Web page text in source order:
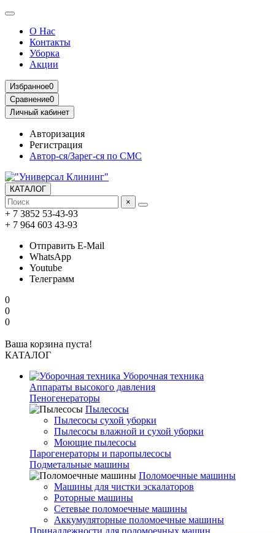
О Нас
Контакты
Уборка
Акции
Избранное0
Сравнение0
Личный кабинет
Авторизация
Регистрация
Автор-ся/Зарег-ся по СМС
КАТАЛОГ
×
+ 7 3852 53-43-93
+ 7 964 603 43-93
Отправить E-Mail
WhatsApp
Youtube
Телеграмм
0
0
0
Ваша корзина пуста!
КАТАЛОГ
Уборочная техника
Аппараты высокого давления
Пеногенераторы
Пылесосы
Пылесосы сухой уборки
Пылесосы влажной и сухой уборки
Моющие пылесосы
Парогенераторы и паропылесосы
Подметальные машины
Поломоечные машины
Машины для чистки эскалаторов
Роторные машины
Сетевые поломоечные машины
Аккумуляторные поломоечные машины
Принадлежности для поломоечных машин